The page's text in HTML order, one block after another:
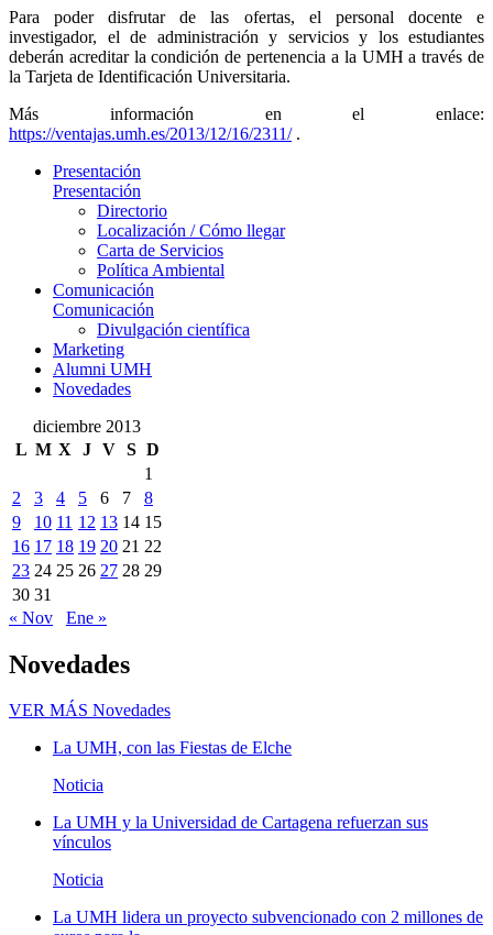
Para poder disfrutar de las ofertas, el personal docente e
investigador, el de administración y servicios y los estudiantes
deberán acreditar la condición de pertenencia a la UMH a través de
la Tarjeta de Identificación Universitaria.
Más información en el enlace:
https://ventajas.umh.es/2013/12/16/2311/.
Presentación
Presentación
Directorio
Localización / Cómo llegar
Carta de Servicios
Política Ambiental
Comunicación
Comunicación
Divulgación científica
Marketing
Alumni UMH
Novedades
diciembre 2013
L M X J V S D
1
2
3 4 5 6 7
8
9
10 11 12 13 14 15
16 17 18 19 20 21 22
23 24 25 26 27 28 29
30 31
« Nov
Ene »
Novedades
VER MÁS Novedades
La UMH, con las Fiestas de Elche
Noticia
La UMH y la Universidad de Cartagena refuerzan sus
vínculos
Noticia
La UMH lidera un proyecto subvencionado con 2 millones de